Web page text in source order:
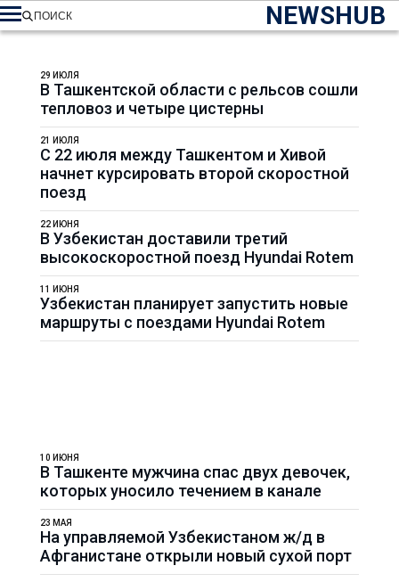
NEWSHUB
ПОИСК
В Ташкентской области с рельсов сошли
тепловоз и четыре цистерны
29 ИЮЛЯ
С 22 июля между Ташкентом и Хивой
начнет курсировать второй скоростной
поезд
21 ИЮЛЯ
В Узбекистан доставили третий
высокоскоростной поезд Hyundai Rotem
22 ИЮНЯ
Узбекистан планирует запустить новые
маршруты с поездами Hyundai Rotem
11 ИЮНЯ
В Ташкенте мужчина спас двух девочек,
которых уносило течением в канале
10 ИЮНЯ
На управляемой Узбекистаном ж/д в
Афганистане открыли новый сухой порт
23 МАЯ